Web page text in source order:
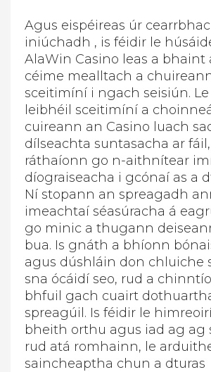
Agus eispéireas úr
iniúchadh , is féidir le
AlaWin Casino leas a bhaint
céime mealltach a
sceitimíní i ngach seisiún.
leibhéil sceitimíní a
cuireann an Casino luach
dílseachta suntasacha ar
ráthaíonn go n-aithnítear
díograiseacha i gcónaí as a
Ní stopann an spreagadh
imeachtaí séasúracha á
go minic a thugann
bua. Is gnáth a bhíonn
agus dúshláin don chluiche
sna ócáidí seo, rud a
bhfuil gach cuairt
spreagúil. Is féidir le
bheith orthu agus iad ag ag
rud atá romhainn, le
saincheaptha chun a dturas